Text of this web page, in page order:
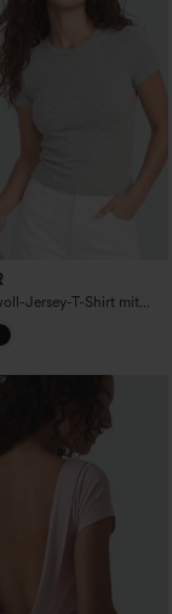
Jersey-T-Shirt mit
und kurzen Ärmeln